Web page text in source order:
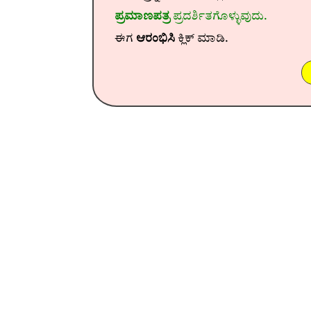
ಪ್ರಮಾಣಪತ್ರಪ್ರದರ್ಶಿತಗೊಳ್ಳುವುದು.
ಈಗ ಆರಂಭಿಸಿ ಕ್ಲಿಕ್ ಮಾಡಿ.